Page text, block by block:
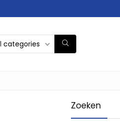
categories
Zoeken